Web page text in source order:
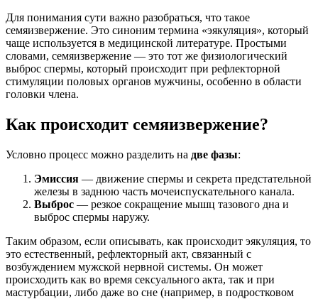
Для понимания сути важно разобраться, что такое
семяизвержение. Это синоним термина «эякуляция», который
чаще используется в медицинской литературе. Простыми
словами, семяизвержение — это тот же физиологический
выброс спермы, который происходит при рефлекторной
стимуляции половых органов мужчины, особенно в области
головки члена.
Как происходит семяизвержение?
Условно процесс можно разделить на две фазы:
Эмиссия — движение спермы и секрета предстательной
железы в заднюю часть мочеиспускательного канала.
Выброс — резкое сокращение мышц тазового дна и
выброс спермы наружу.
Таким образом, если описывать, как происходит эякуляция, то
это естественный, рефлекторный акт, связанный с
возбуждением мужской нервной системы. Он может
происходить как во время сексуального акта, так и при
мастурбации, либо даже во сне (например, в подростковом